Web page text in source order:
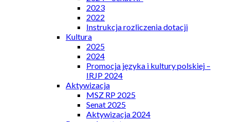
2023
2022
Instrukcja rozliczenia dotacji
Kultura
2025
2024
Promocja języka i kultury polskiej –
IRJP 2024
Aktywizacja
MSZ RP 2025
Senat 2025
Aktywizacja 2024